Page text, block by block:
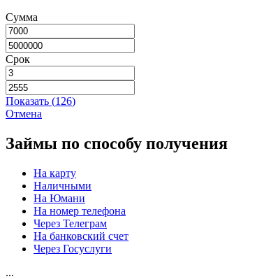
Сумма
Срок
Показать (126)
Отмена
Займы по способу получения
На карту
Наличными
На Юмани
На номер телефона
Через Телеграм
На банковский счет
Через Госуслуги
...